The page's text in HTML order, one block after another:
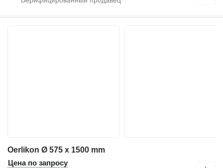
Oerlikon Ø 575 x 1500 mm
Цена по запросу